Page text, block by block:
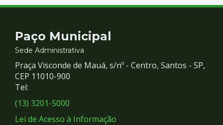
Contato
e
Redes
Sociais
Paço Municipal
Sede Administrativa
Praça Visconde de Mauá, s/nº - Centro, Santos - SP,
CEP 11010-900
Tel:
(13) 3201-5000
Lei de Acesso à Informação